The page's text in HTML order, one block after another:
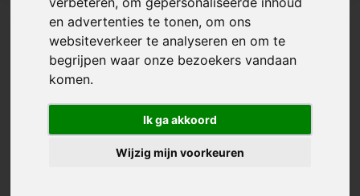
en advertenties te tonen, om ons
websiteverkeer te analyseren en om te
begrijpen waar onze bezoekers vandaan
komen.
Ik ga akkoord
Wijzig mijn voorkeuren
Dutch Pro Starter Pack